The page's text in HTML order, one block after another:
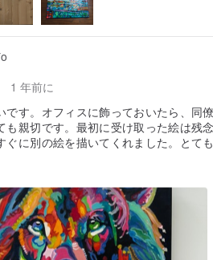
1 年前に
です。オフィスに飾っておいたら、同
も親切です。最初に受け取った絵は残
ぐに別の絵を描いてくれました。とて